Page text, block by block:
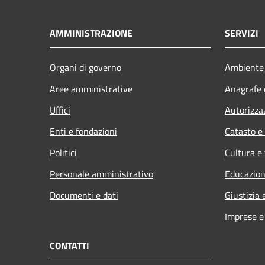
AMMINISTRAZIONE
Organi di governo
Aree amministrative
Uffici
Enti e fondazioni
Politici
Personale amministrativo
Documenti e dati
SERVIZI
Ambiente
Catasto
Cultura
Giustizia
Imprese
CONTATTI